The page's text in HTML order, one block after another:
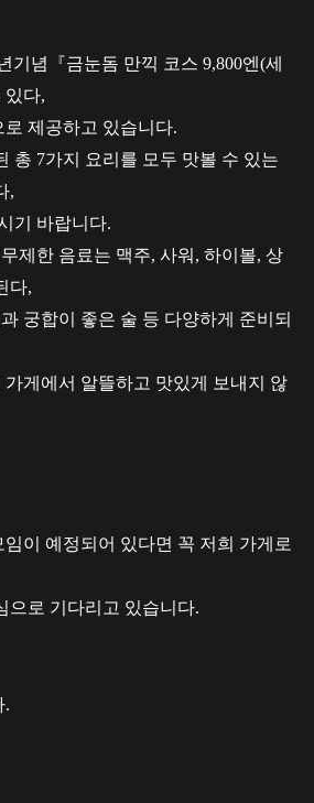
기념『금눈돔 만끽 코스 9,800엔(세
있다,
제공하고 있습니다.
총 7가지 요리를 모두 맛볼 수 있는
,
기 바랍니다.
제한 음료는 맥주, 사워, 하이볼, 상
다,
궁합이 좋은 술 등 다양하게 준비되
게에서 알뜰하고 맛있게 보내지 않
이 예정되어 있다면 꼭 저희 가게로
으로 기다리고 있습니다.
.